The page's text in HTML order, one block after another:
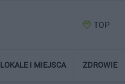
TOP
LOKALE I MIEJSCA ZDROWIE